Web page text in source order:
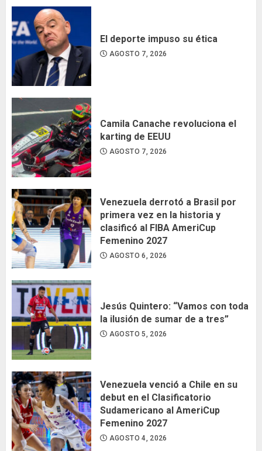
El deporte impuso su ética
AGOSTO 7, 2026
Camila Canache revoluciona el
karting de EEUU
AGOSTO 7, 2026
Venezuela derrotó a Brasil por
primera vez en la historia y
clasificó al FIBA AmeriCup
Femenino 2027
AGOSTO 6, 2026
Jesús Quintero: “Vamos con toda
la ilusión de sumar de a tres”
AGOSTO 5, 2026
Venezuela venció a Chile en su
debut en el Clasificatorio
Sudamericano al AmeriCup
Femenino 2027
AGOSTO 4, 2026